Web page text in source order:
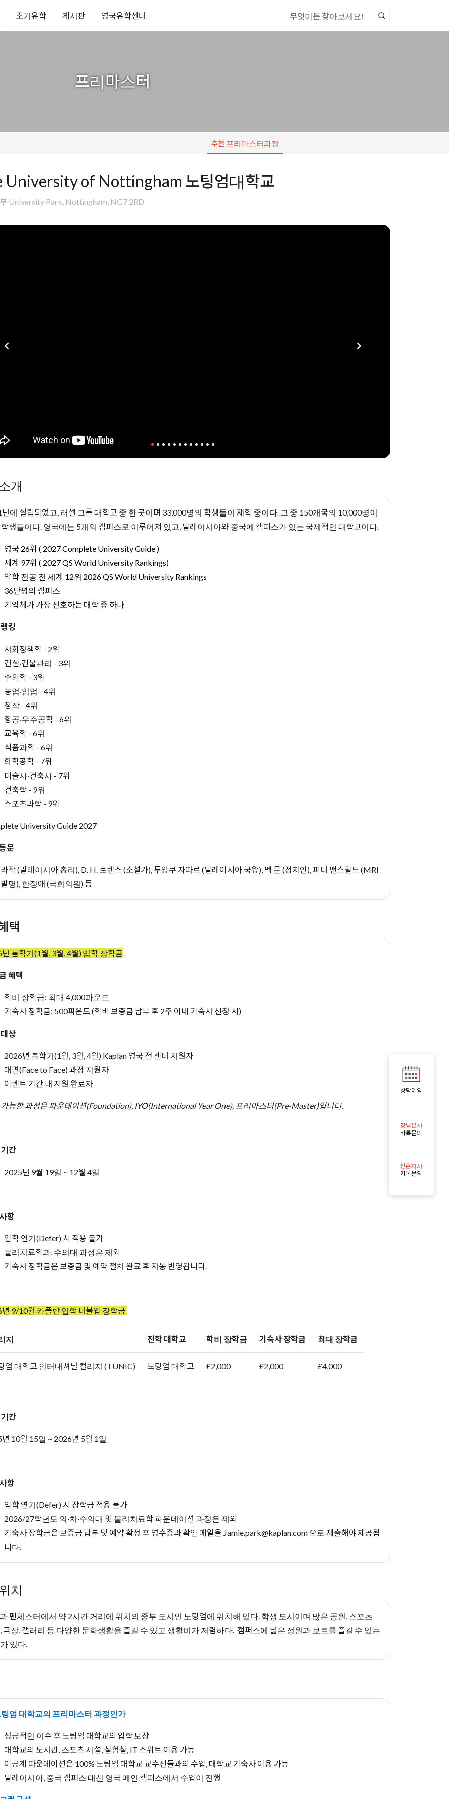
조기유학 게시판 영국유학센터
통합검색
상담예약
강남본사
카톡문의
신촌지사
카톡문의
프리마스터
추천 프리마스터과정
University of Nottingham 노팅엄대학교
University Park, Nottingham, NG7 2RD
개
에 설립되었고, 러셀 그룹 대학교 중 한 곳이며 33,000명의 학생들이 재학 중이다. 그 중 150개국의 10,000명이
생들이다. 영국에는 5개의 캠퍼스로 이루어져 있고, 말레이시아와 중국에 캠퍼스가 있는 국제적인 대학교이다.
영국 26위 ( 2027 Complete University Guide )
세계 97위 ( 2027 QS World University Rankings)
약학 전공 전 세계 12위 2026 QS World University Rankings
36만평의 캠퍼스
기업체가 가장 선호하는 대학 중 하나
킹
사회정책학 - 2위
건설·건물관리 - 3위
수의학 - 3위
농업·임업 - 4위
창작 - 4위
항공·우주공학 - 6위
교육학 - 6위
식품과학 - 6위
화학공학 - 7위
미술사·건축사 - 7위
건축학 - 9위
스포츠과학 - 9위
University Guide 2027
문
작 (말레이시아 총리), D. H. 로렌스 (소설가), 투앙쿠 자파르 (말레이시아 국왕), 멕 문 (정치인), 피터 맨스필드 (MRI
명), 한정애 (국회의원) 등
택
봄학기(1월, 3월, 4월) 입학 장학금
혜택
학비 장학금: 최대 4,000파운드
기숙사 장학금: 500파운드 (학비 보증금 납부 후 2주 이내 기숙사 신청 시)
상
2026년 봄학기(1월, 3월, 4월) Kaplan 영국 전 센터 지원자
대면(Face to Face) 과정 지원자
이벤트 기간 내 지원 완료자
가능한 과정은 파운데이션(Foundation), IYO(International Year One), 프리마스터(Pre-Master)입니다.
간
2025년 9월 19일 ~ 12월 4일
항
입학 연기(Defer) 시 적용 불가
물리치료학과, 수의대 과정은 제외
기숙사 장학금은 보증금 및 예약 절차 완료 후 자동 반영됩니다.
9/10월 카플란 입학 더블업 장학금
지 진학 대학교 학비 장학금 기숙사 장학금 최대 장학금
엄 대학교 인터내셔널 컬리지 (TUNIC) 노팅엄 대학교 £2,000 £2,000 £4,000
간
10월 15일 ~ 2026년 5월 1일
항
입학 연기(Defer) 시 장학금 적용 불가
2026/27학년도 의·치·수의대 및 물리치료학 파운데이션 과정은 제외
기숙사 장학금은 보증금 납부 및 예약 확정 후 영수증과 확인 메일을 Jamie.park@kaplan.com으로 제출해야 제공됩
니다.
치
맨체스터에서 약 2시간 거리에 위치의 중부 도시인 노팅엄에 위치해 있다. 학생 도시이며 많은 공원, 스포츠
극장, 갤러리 등 다양한 문화생활을 즐길 수 있고 생활비가 저렴하다. 캠퍼스에 넓은 정원과 보트를 즐길 수 있는
있다.
팅엄 대학교의 프리마스터 과정인가
성공적인 이수 후 노팅엄 대학교의 입학 보장
대학교의 도서관, 스포츠 시설, 실험실, IT 스위트 이용 가능
이공계 파운데이션은 100% 노팅엄 대학교 교수진들과의 수업, 대학교 기숙사 이용 가능
말레이시아, 중국 캠퍼스 대신 영국 메인 캠퍼스에서 수업이 진행